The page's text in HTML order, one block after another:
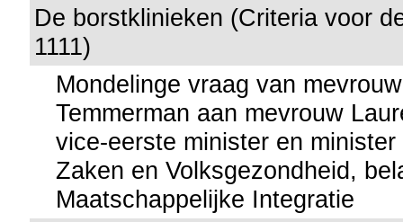
De borstklinieken (Criteria voor
1111)
Mondelinge vraag van
Temmerman aan mevrouw
vice-eerste minister en
Zaken en Volksgezondheid,
Maatschappelijke Integratie